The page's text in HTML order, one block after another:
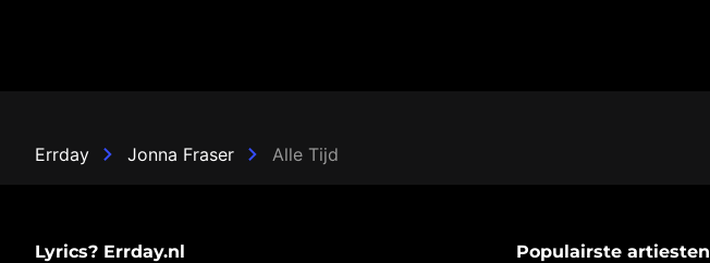
Errday Jonna Fraser Alle Tijd
Lyrics? Errday.nl Populairste artiesten